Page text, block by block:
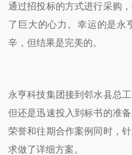
通过招投标的方式进行采购
了巨大的心力。幸运的是永
辛，但结果是完美的。
永亨科技集团接到邻水县总
但还是迅速投入到标书的准
荣誉和往期合作案例同时，
求做了详细方案。